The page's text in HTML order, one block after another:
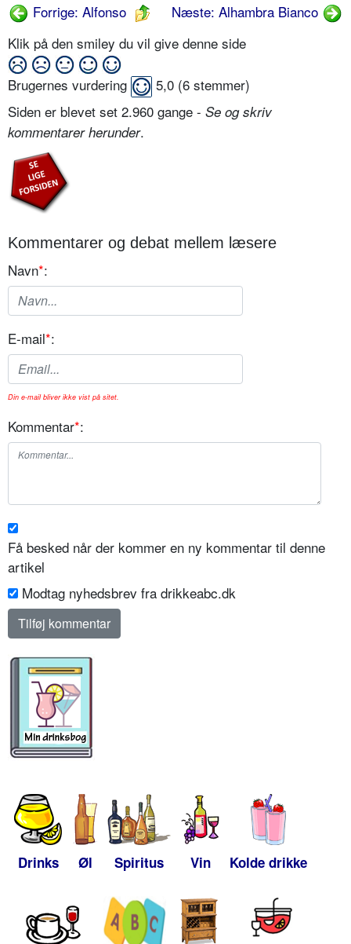
Forrige: Alfonso
Næste: Alhambra Bianco
Klik på den smiley du vil give denne side
Brugernes vurdering 5,0 (6 stemmer)
Siden er blevet set 2.960 gange - Se og skriv
kommentarer herunder.
Kommentarer og debat mellem læsere
Navn*:
E-mail*:
Din e-mail bliver ikke vist på sitet.
Kommentar*:
Få besked når der kommer en ny kommentar til denne
artikel
Modtag nyhedsbrev fra drikkeabc.dk
Drinks Øl Spiritus Vin Kolde drikke